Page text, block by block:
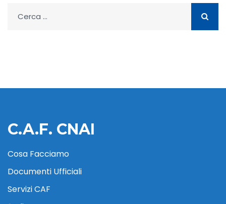
per:
C.A.F. CNAI
Cosa Facciamo
Documenti Ufficiali
Servizi CAF